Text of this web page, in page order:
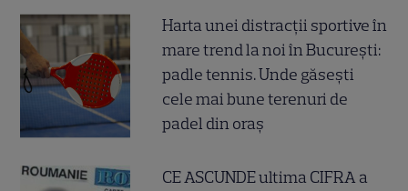
Harta unei distracții sportive în
mare trend la noi în București:
padle tennis. Unde găsești
cele mai bune terenuri de
padel din oraș
CE ASCUNDE ultima CIFRA a